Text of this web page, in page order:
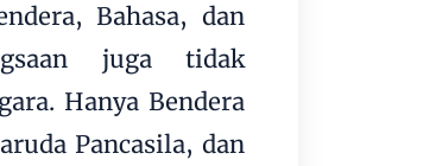
Bahasa, dan
juga tidak
Hanya Bendera
Pancasila, dan